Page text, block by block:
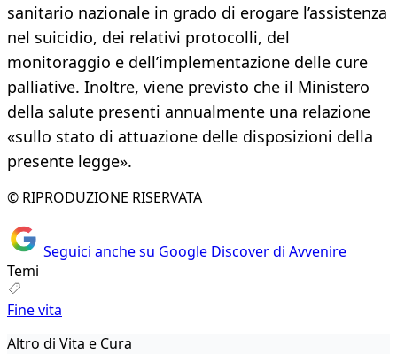
sanitario nazionale in grado di erogare l’assistenza
nel suicidio, dei relativi protocolli, del
monitoraggio e dell’implementazione delle cure
palliative. Inoltre, viene previsto che il Ministero
della salute presenti annualmente una relazione
«sullo stato di attuazione delle disposizioni della
presente legge».
© RIPRODUZIONE RISERVATA
Seguici anche su Google Discover di Avvenire
Temi
Fine vita
Altro di Vita e Cura